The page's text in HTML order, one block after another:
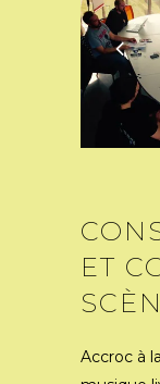
ET
Accroc à